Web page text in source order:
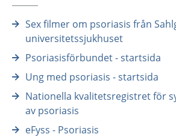
Sex filmer om psoriasis från
universitetssjukhuset
Psoriasisförbundet - startsida
Ung med psoriasis - startsida
Nationella kvalitetsregistret för
av psoriasis
eFyss - Psoriasis